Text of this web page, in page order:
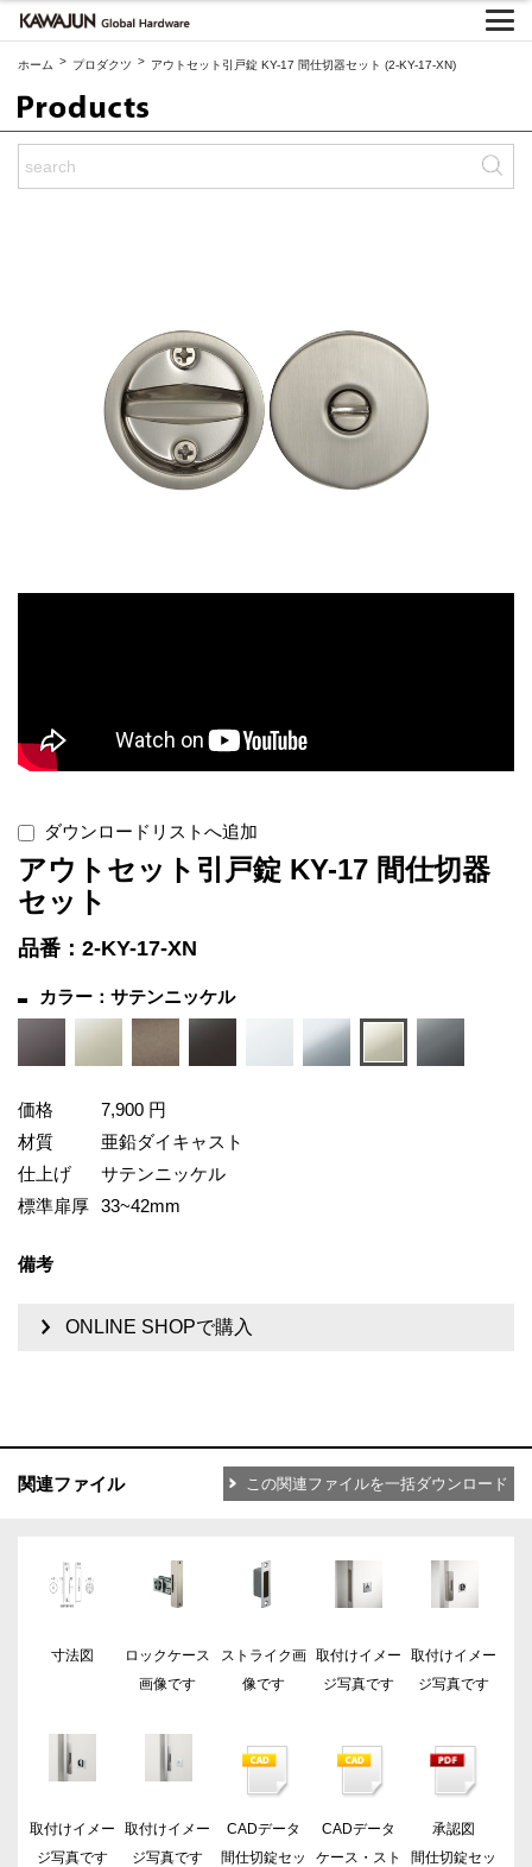
ホーム > プロダクツ > アウトセット引戸錠 KY-17 間仕切器セット (2-KY-17-XN)
ダウンロードリストへ追加
アウトセット引戸錠 KY-17 間仕切器
セット
品番：2-KY-17-XN
カラー：サテンニッケル
価格
7,900 円
材質
亜鉛ダイキャスト
仕上げ
サテンニッケル
標準扉厚 33~42mm
備考
ONLINE SHOPで購入
関連ファイル この関連ファイルを一括ダウンロード
寸法図
ロックケース
画像です
ストライク画
像です
取付けイメー
ジ写真です
取付けイメー
ジ写真です
取付けイメー
ジ写真です
取付けイメー
ジ写真です
CADデータ
間仕切錠セッ
CADデータ
ケース・スト
承認図
間仕切錠セッ